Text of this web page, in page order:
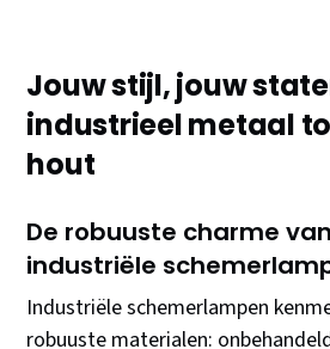
Jouw stijl, jouw
industrieel metaal
hout
De robuuste charme
industriële
Industriële schemerlampen
robuuste materialen: